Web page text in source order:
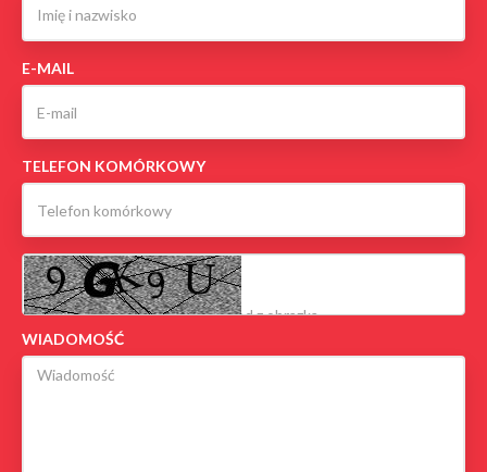
E-MAIL
TELEFON KOMÓRKOWY
WIADOMOŚĆ